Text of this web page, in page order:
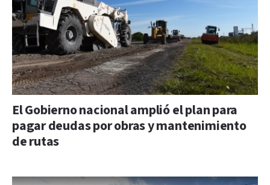
El Gobierno nacional amplió el plan para
pagar deudas por obras y mantenimiento
de rutas